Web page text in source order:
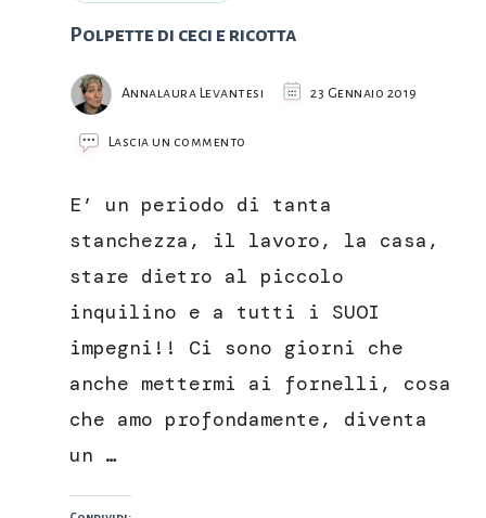
Polpette di ceci e ricotta
Annalaura Levantesi 23 Gennaio 2019
Lascia un commento
ceci
e
E’ un periodo di tanta
stanchezza, il lavoro, la casa,
stare dietro al piccolo
inquilino e a tutti i SUOI
impegni!! Ci sono giorni che
anche mettermi ai fornelli, cosa
che amo profondamente, diventa
un …